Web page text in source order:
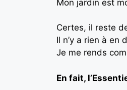
Mon jardin est
Certes, il reste
Il n’y a rien à en
Je me rends
En fait,